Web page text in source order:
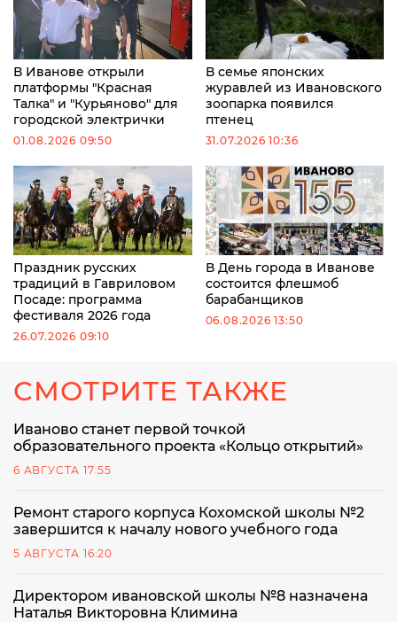
В Иванове открыли
платформы "Красная
Талка" и "Курьяново" для
городской электрички
01.08.2026 09:50
В семье японских
журавлей из Ивановского
зоопарка появился
птенец
31.07.2026 10:36
Праздник русских
традиций в Гавриловом
Посаде: программа
фестиваля 2026 года
26.07.2026 09:10
В День города в Иванове
состоится флешмоб
барабанщиков
06.08.2026 13:50
СМОТРИТЕ ТАКЖЕ
Иваново станет первой точкой
образовательного проекта «Кольцо открытий»
6 АВГУСТА 17:55
Ремонт старого корпуса Кохомской школы №2
завершится к началу нового учебного года
5 АВГУСТА 16:20
Директором ивановской школы №8 назначена
Наталья Викторовна Климина